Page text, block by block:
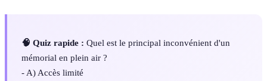
🧠 Quiz rapide : Quel est le principal inconvénient d'un
mémorial en plein air ?
- A) Accès limité